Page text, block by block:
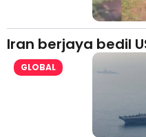
Iran berjaya bedil
GLOBAL